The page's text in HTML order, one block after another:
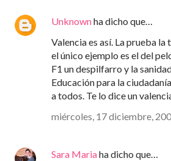
Unknownha dicho que…
Valencia es así. La prueba la
el único ejemplo es el del
F1 un despilfarro y la
Educación para la
a todos. Te lo dice un
miércoles, 17 diciembre,
Sara Mariaha dicho que…